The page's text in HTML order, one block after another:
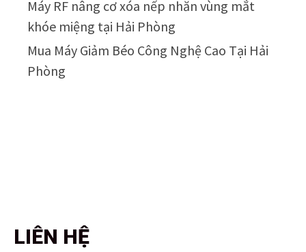
Máy RF nâng cơ xóa nếp nhăn vùng mắt
khóe miệng tại Hải Phòng
Mua Máy Giảm Béo Công Nghệ Cao Tại Hải
Phòng
LIÊN HỆ